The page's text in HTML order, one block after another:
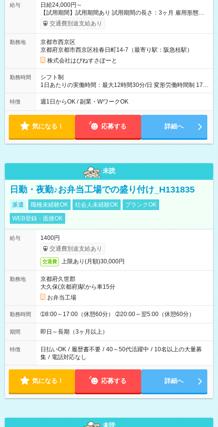
給与
日給24,000円～
【試用期間】試用期間あり 試用期間の長さ：3ヶ月 雇用形態、
給与は本採用時と同じです。
交通費別途支給あり
勤務地
京都市西京区
京都府京都市西京区桂春日町14-7（最寄り駅：阪急桂駅）
株式会社はぴねすさぽーと
勤務時間
シフト制
1日あたりの実働時間：最大12時間30分/日 変形労働時間制 17：
00～翌9：00（休憩時間3.5時間) 一日の実働時間：12.5時間 想
定労働時間：37.5時間/週 ＊曜日相談：可 ＊労働日数相談：可
特徴 週1日からOK / 副業・WワークOK
気になる！ 応募する 詳細へ
未読
日勤・夜勤♪お弁当工場での盛り付け_H131835
派遣 職種未経験OK 社会人未経験OK
ブランクOK
WEB登録・面接OK
給与
1400円
交通費別途支給あり
交通費 上限あり(月額)30,000円
勤務地
京都府久世郡
大久保(京都府)駅から車15分
お弁当工場
勤務時間 ➀8:00～17:00（休憩60分） ➁20:00～翌5:00（休憩60分）
期間 即日～長期（3ヶ月以上）
特徴 日払いOK / 履歴書不要 / 40～50代活躍中 / 10名以上の大量募
集 / 電話対応なし
気になる！ 応募する 詳細へ
未読